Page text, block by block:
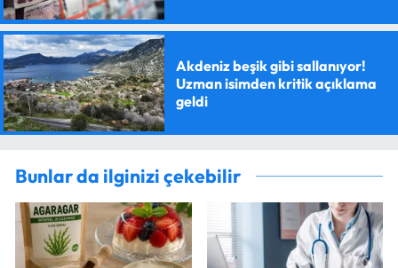
Akdeniz beşik gibi sallanıyor!
Uzman isimden kritik açıklama
geldi
Bunlar da ilginizi çekebilir